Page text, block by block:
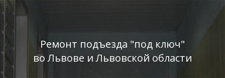
Ремонт подъезда "под ключ"
во Львове и Львовской области